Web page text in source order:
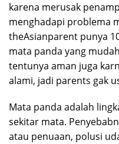
karena merusak
menghadapi problema
theAsianparent punya
mata panda yang
tentunya aman juga
alami, jadi parents gak
Mata panda adalah
sekitar mata.
atau penuaan, polusi